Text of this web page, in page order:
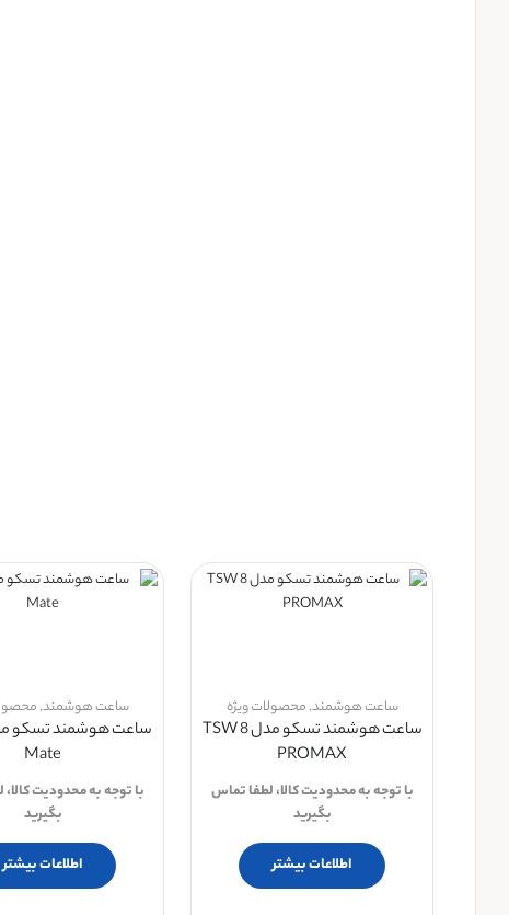
ساعت هوشمند,محصولات ویژه
ساعت هوشمند تسکو مدل TSW 8
PROMAX
با توجه به محدودیت کالا، لطفا تماس
بگیرید
اطلاعات بیشتر
ساعت هوشمند,
Mate
با توجه به محدودیت
بگیرید
اطلاعات بیشتر